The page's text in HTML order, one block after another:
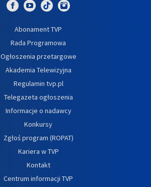
Abonament TVP
Rada Programowa
Ogłoszenia przetargowe
Akademia Telewizyjna
Regulamin tvp.pl
Telegazeta ogłoszenia
Informacje o nadawcy
Konkursy
Zgłoś program (ROPAT)
Kariera w TVP
Kontakt
Centrum informacji TVP